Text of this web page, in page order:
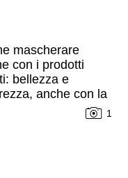
mascherare
con i prodotti
bellezza e
anche con la
1